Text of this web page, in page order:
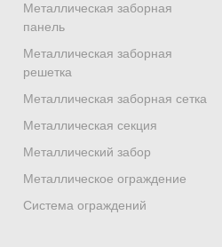
Металлическая заборная
панель
Металлическая заборная
решетка
Металлическая заборная сетка
Металлическая секция
Металлический забор
Металлическое ограждение
Система ограждений